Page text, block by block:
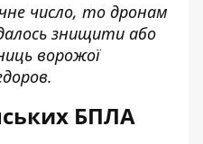
число, то дронам
знищити або
ворожої
БПЛА